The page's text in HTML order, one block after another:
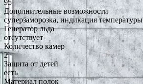
95
Дополнительные возможности
суперзаморозка, индикация температуры
Генератор льда
отсутствует
Количество камер
2
Защита от детей
есть
Материал полок